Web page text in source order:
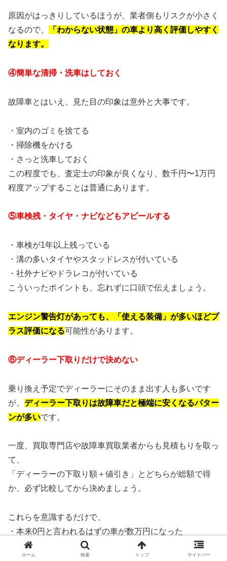
原因がはっきりしているほうが、業者側もリスクが小さく
なるので、
「わからない状態」の車より高く評価しやすく
なります。
④簡単な清掃・洗車はしておく
故障車とはいえ、見た目の印象は意外と大事です。
・室内のゴミを捨てる
・掃除機をかける
・さっと洗車しておく
この程度でも、査定士の印象が良くなり、数千円〜1万円
程度アップすることは普通にあります。
⑤車検残・タイヤ・ナビなどもアピールする
・車検が1年以上残っている
・溝の多いタイヤやスタッドレスが付いている
・社外ナビやドラレコが付いている
こういったポイントも、忘れずに口頭で伝えましょう。
エンジン警告灯があっても、「使える装備」が多いほどプ
ラス評価になる可能性があります。
⑥ディーラー下取りだけで決めない
乗り換え予定でディーラーにそのまま出す人も多いです
が、 ディーラー下取りは故障車だと極端に安くなるパター
ンが多いです。
一度、買取専門店や故障車買取業者からも見積もりを取っ
て、
「ディーラーの下取り額＋値引き」とどちらが総額で得
か、必ず比較してから決めましょう。
これらを意識するだけで、
・本来0円と言われるはずの車が数万円になった
・最初の提示から10万円近くアップした
ホーム 検索 トップ サイドバー